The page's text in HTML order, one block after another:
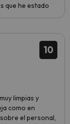
que he estado
10
limpias y
como en
el personal,